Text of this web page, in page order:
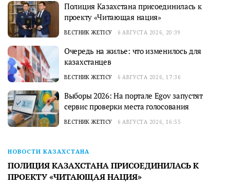
Полиция Казахстана присоединилась к
проекту «Читающая нация»
ВЕСТНИК ЖЕТІСУ 6 АВГУСТА 2026, 20:39
Очередь на жилье: что изменилось для
казахстанцев
ВЕСТНИК ЖЕТІСУ 6 АВГУСТА 2026, 17:36
Выборы 2026: На портале Egov запустят
сервис проверки места голосования
ВЕСТНИК ЖЕТІСУ 6 АВГУСТА 2026, 16:55
НОВОСТИ КАЗАХСТАНА
ПОЛИЦИЯ КАЗАХСТАНА ПРИСОЕДИНИЛАСЬ К
ПРОЕКТУ «ЧИТАЮЩАЯ НАЦИЯ»